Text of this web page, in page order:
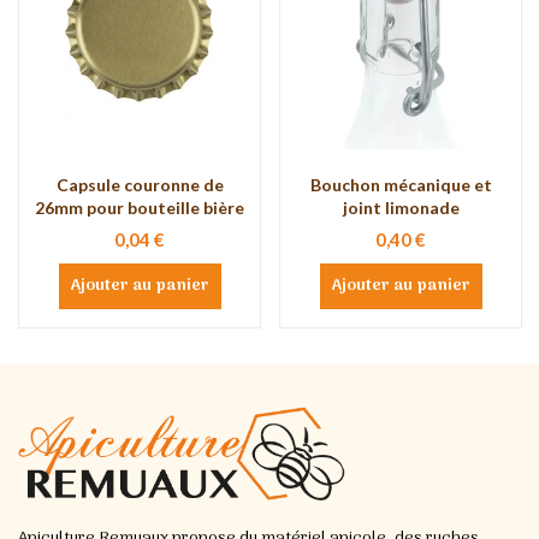
Capsule couronne de
26mm pour bouteille bière
0,04 €
Ajouter au panier
Bouchon mécanique et
joint limonade
0,40 €
Ajouter au panier